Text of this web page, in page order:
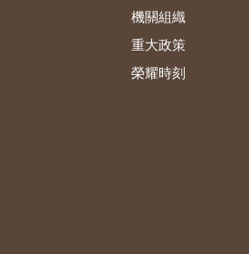
機關組織
重大政策
榮耀時刻